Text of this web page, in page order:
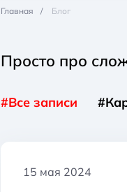
Главная Блог
Просто про
#Все записи
15 мая 2024